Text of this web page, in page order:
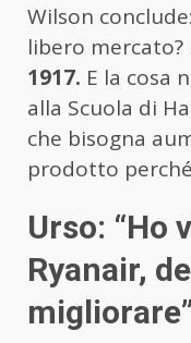
Wilson
libero mercato?
1917. E la cosa
alla Scuola di
che bisogna
prodotto
Urso: “Ho
Ryanair,
migliorare”